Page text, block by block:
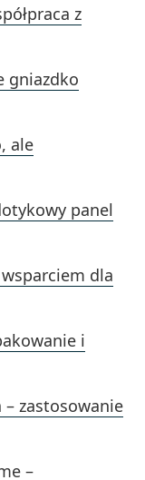
z
gniazdko
ale
panel
dla
i
– zastosowanie
–